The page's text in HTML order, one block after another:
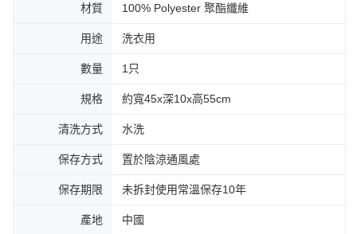
材質 100% Polyester 聚酯纖維
用途 洗衣用
數量 1只
規格 約寬45x深10x高55cm
清洗方式 水洗
保存方式 置於陰涼通風處
保存期限 未拆封使用常溫保存10年
產地 中國